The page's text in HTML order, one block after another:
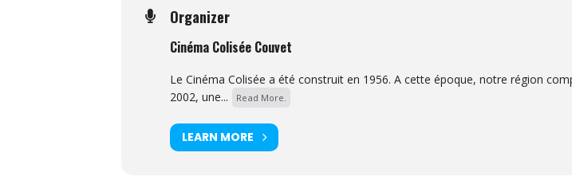
Organizer
Cinéma Colisée Couvet
Le Cinéma Colisée a été construit en 1956. A cette époque, notre région
2002, une...
Read More.
LEARN MORE